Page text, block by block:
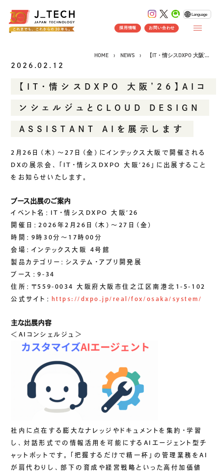
コンセプト
SERVICE
事業紹介製品ソリューション
J's Works ERP
FLEXSCHE
生成AIソリューション
CASES
公開事例
SUSTAINABILITY
サステナビリティ
セキュリティポリシー
認証／資格
SDGsへの取り組み
コンプライアンス
労働情報の公開
COMPANY
会社情報会社概要
ご挨拶
組織図
Language
採用情報 お問い合わせ
HOME NEWS 【IT・情シスDXPO 大阪'...
2026.02.12
【IT・情シスDXPO 大阪’26】AIコ
ンシェルジュとCLOUD DESIGN
ASSISTANT AIを展示します
2月26日（木）～27日（金）にインテックス大阪で開催される
DXの展示会、「IT・情シスDXPO 大阪’26」に出展すること
をお知らせいたします。
ブース出展のご案内
イベント名：IT・情シスDXPO 大阪’26
開催日：2026年2月26日（木）～27日（金）
時間：9時30分～17時00分
会場：インテックス大阪 4号館
製品カテゴリー：システム・アプリ開発展
ブース：9-34
住所：〒559-0034 大阪府大阪市住之江区南港北1-5-102
公式サイト：
https://dxpo.jp/real/fox/osaka/system/
主な出展内容
＜AIコンシェルジュ＞
社内に点在する膨大なナレッジやドキュメントを集約・学習
し、対話形式での情報活用を可能にするAIエージェント型チ
ャットボットです。「把握するだけで精一杯」の管理業務をAI
が肩代わりし、部下の育成や経営戦略といった高付加価値